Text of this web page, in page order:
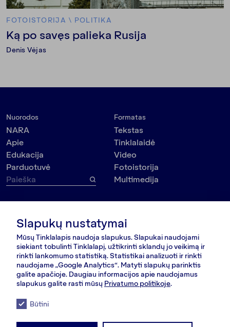
FOTOISTORIJA \ POLITIKA
Ką po savęs palieka Rusija
Denis Vėjas
Nuorodos
NARA
Apie
Edukacija
Parduotuvė
Formatas
Tekstas
Tinklalaidė
Video
Fotoistorija
Multimedija
Visuomenė
Politika
Kultūra
Psichologija
Asmenybės
Aplinkosauga
VšĮ Dokumedija
Kauno g. 5-12
Vilnius 03215, Lietuva
nara@nara.lt
SEKITE MUS
Slapukų nustatymai
Mūsų Tinklalapis naudoja slapukus. Slapukai naudojami
siekiant tobulinti Tinklalapį, užtikrinti sklandų jo veikimą ir
rinkti lankomumo statistiką. Statistikai analizuoti ir rinkti
naudojame „Google Analytics“. Matyti slapukų parinktis
galite apačioje. Daugiau informacijos apie naudojamus
slapukus galite rasti mūsų Privatumo politikoje.
Būtini